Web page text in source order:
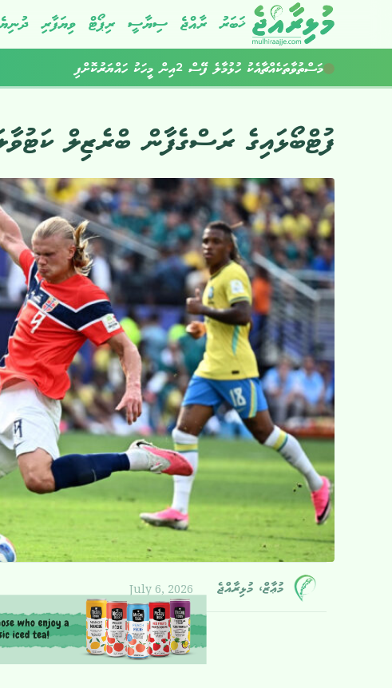
ޚަބަރު ރާއްޖެ ސިޔާސީ ރިޕޯޓް ވިޔަފާރި
ކުރިއަށްއޮތް ހަފުތާގައިވެސް މޫސުން ގޯސް
މަސްތުވާތަކެއްޗާއެކު ހުޅުމާލެ ފޭސް 2އިން މީހަކު ހައްޔަރުކޮށްފި
ފުޓްބޯޅައިގެ ރަސްގެފާން ބްރެޒިލް
މުޢާޒް، މުޅިރާއްޖެ July 6, 2026